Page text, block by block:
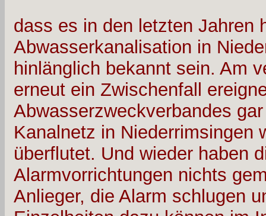
dass es in den letzten Jahren
Abwasserkanalisation in
hinlänglich bekannt sein. Am
erneut ein Zwischenfall
Abwasserzweckverbandes
Kanalnetz in Niederrimsingen
überflutet. Und wieder haben
Alarmvorrichtungen nichts
Anlieger, die Alarm schlugen